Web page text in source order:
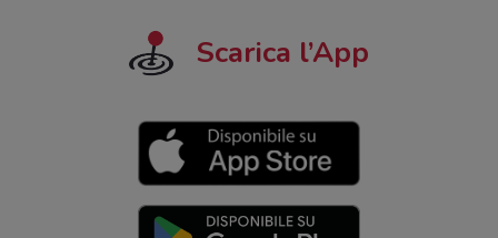
Scarica l’App